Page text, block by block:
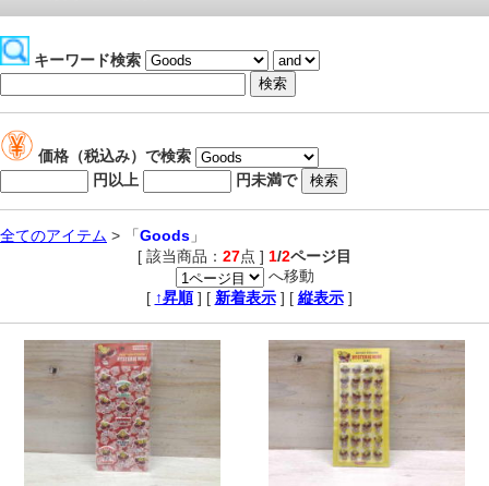
キーワード検索
価格（税込み）で検索
円以上
円未満で
全てのアイテム > 「Goods 」
[ 該当商品： 27点 ] 1/2ページ目
へ移動
[ ↑昇順 ] [ 新着表示 ] [ 縦表示 ]